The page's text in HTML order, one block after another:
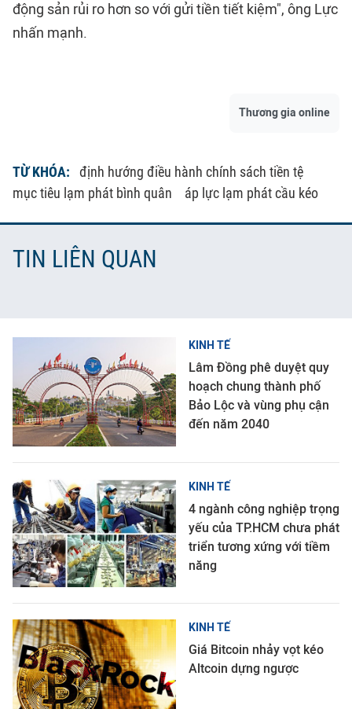
động sản rủi ro hơn so với gửi tiền tiết kiệm", ông Lực
nhấn mạnh.
Thương gia online
TỪ KHÓA:
định hướng điều hành chính sách tiền tệ
mục tiêu lạm phát bình quân
áp lực lạm phát cầu kéo
TIN LIÊN QUAN
KINH TẾ
Lâm Đồng phê duyệt quy
hoạch chung thành phố
Bảo Lộc và vùng phụ cận
đến năm 2040
KINH TẾ
4 ngành công nghiệp trọng
yếu của TP.HCM chưa phát
triển tương xứng với tiềm
năng
KINH TẾ
Giá Bitcoin nhảy vọt kéo
Altcoin dựng ngược